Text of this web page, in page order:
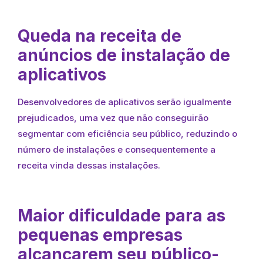
Queda na receita de
anúncios de instalação de
aplicativos
Desenvolvedores de aplicativos serão igualmente
prejudicados, uma vez que não conseguirão
segmentar com eficiência seu público, reduzindo o
número de instalações e consequentemente a
receita vinda dessas instalações.
Maior dificuldade para as
pequenas empresas
alcançarem seu público-